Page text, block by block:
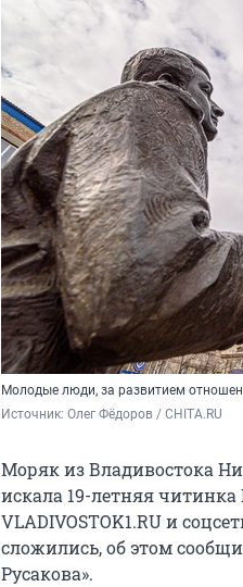
Молодые люди, за развитием
Источник: Олег Фёдоров / CHITA.RU
Моряк из Владивостока
искала 19-летняя
VLADIVOSTOK1.RU и
сложились, об этом
Русакова».